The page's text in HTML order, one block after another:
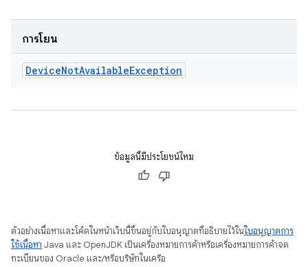
การโยน
DeviceNotAvailableException
ข้อมูลนี้มีประโยชน์ไหม
ตัวอย่างเนื้อหาและโค้ดในหน้าเว็บนี้ขึ้นอยู่กับใบอนุญาตที่อธิบายไว้ในใบอนุญาตการ
ใช้เนื้อหา Java และ OpenJDK เป็นเครื่องหมายการค้าหรือเครื่องหมายการค้าจด
ทะเบียนของ Oracle และ/หรือบริษัทในเครือ